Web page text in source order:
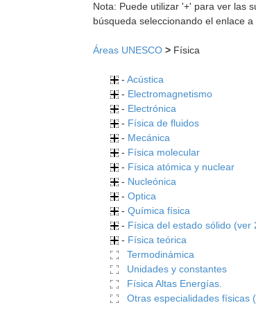
Nota: Puede utilizar '+' para ver las
búsqueda seleccionando el enlace
Áreas UNESCO > Física
-Acústica
- Electromagnetismo
- Electrónica
- Física de fluidos
- Mecánica
- Física molecular
- Física atómica y nuclear
- Nucleónica
-Optica
-Química física
- Física del estado sólido (ver
- Física teórica
Termodinámica
Unidades y constantes
Física Altas Energías.
Otras especialidades físicas